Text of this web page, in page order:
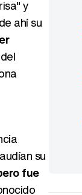
y
ahí su
su
fue